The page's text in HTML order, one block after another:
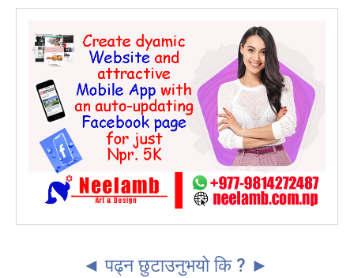
◄ पढ्न छुटाउनुभयो कि ? ►